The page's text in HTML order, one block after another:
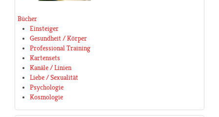
Bücher
Einsteiger
Gesundheit / Körper
Professional Training
Kartensets
Kanäle / Linien
Liebe / Sexualität
Psychologie
Kosmologie